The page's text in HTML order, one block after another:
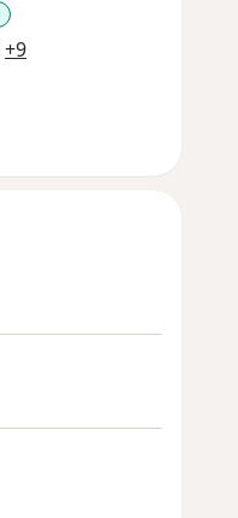
+9a11y_sr_more_diseases